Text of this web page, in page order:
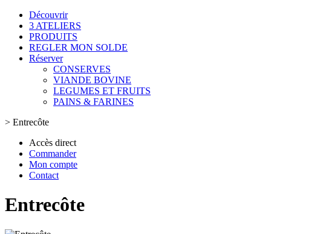
Découvrir
3 ATELIERS
PRODUITS
REGLER MON SOLDE
Réserver
CONSERVES
VIANDE BOVINE
LEGUMES ET FRUITS
PAINS & FARINES
> Entrecôte
Accès direct
Commander
Mon compte
Contact
Entrecôte